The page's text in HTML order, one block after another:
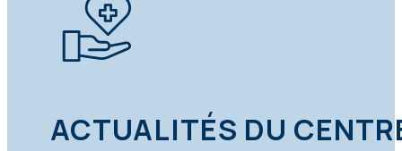
ACTUALITÉS DU